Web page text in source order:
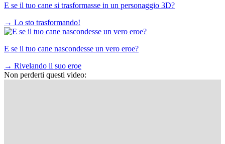
E se il tuo cane si trasformasse in un personaggio 3D?
→ Lo sto trasformando!
E se il tuo cane nascondesse un vero eroe?
→ Rivelando il suo eroe
Non perderti questi video: